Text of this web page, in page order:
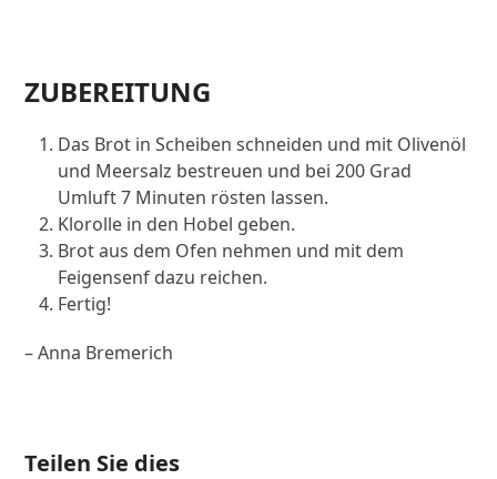
ZUBEREITUNG
Das Brot in Scheiben schneiden und mit Olivenöl
und Meersalz bestreuen und bei 200 Grad
Umluft 7 Minuten rösten lassen.
Klorolle in den Hobel geben.
Brot aus dem Ofen nehmen und mit dem
Feigensenf dazu reichen.
Fertig!
– Anna Bremerich
Teilen Sie dies